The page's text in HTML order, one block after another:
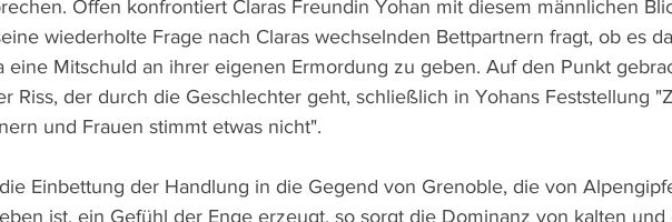
Offen konfrontiert Claras Freundin Yohan mit diesem männlichen
wiederholte Frage nach Claras wechselnden Bettpartnern fragt, ob es
eine Mitschuld an ihrer eigenen Ermordung zu geben. Auf den Punkt
Riss, der durch die Geschlechter geht, schließlich in Yohans Feststellung
und Frauen stimmt etwas nicht".
Einbettung der Handlung in die Gegend von Grenoble, die von
ist, ein Gefühl der Enge erzeugt, so sorgt die Dominanz von kalten und